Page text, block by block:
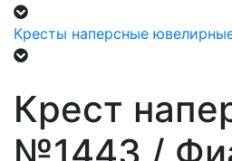
Кресты наперсные
Крест